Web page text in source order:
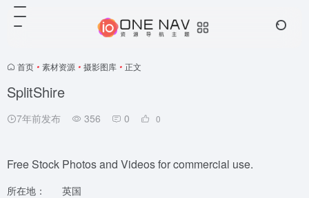
首页 • 素材资源 • 摄影图库 • 正文
SplitShire
7年前发布 356 0 0
Free Stock Photos and Videos for commercial use.
所在地：
英国